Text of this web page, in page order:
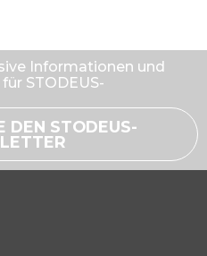
Informationen und
STODEUS-
DEN STODEUS-